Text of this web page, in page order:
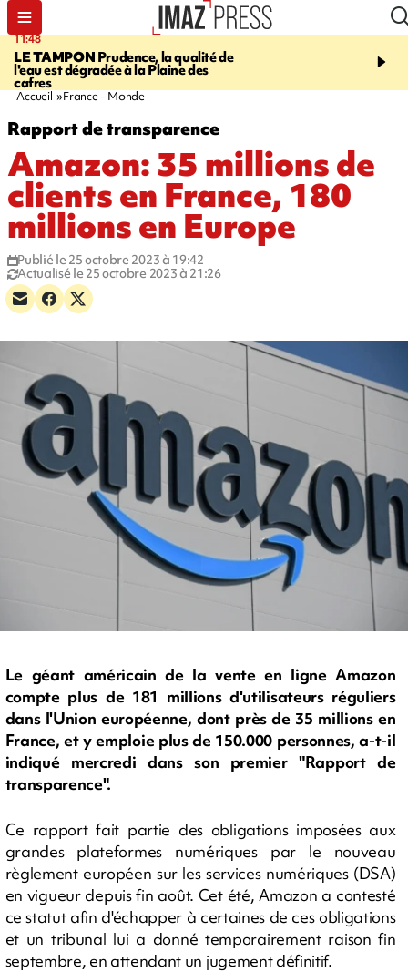
11:48
LE TAMPON Prudence, la qualité de
l'eau est dégradée à la Plaine des
cafres
12:48
Cap Lahoussaye du 10
Accueil France - Monde
Rapport de transparence
Amazon: 35 millions de
clients en France, 180
millions en Europe
Publié le 25 octobre 2023 à 19:42
Actualisé le 25 octobre 2023 à 21:26
Le géant américain de la vente en ligne Amazon
compte plus de 181 millions d'utilisateurs réguliers
dans l'Union européenne, dont près de 35 millions en
France, et y emploie plus de 150.000 personnes, a-t-il
indiqué mercredi dans son premier "Rapport de
transparence".
Ce rapport fait partie des obligations imposées aux
grandes plateformes numériques par le nouveau
règlement européen sur les services numériques (DSA)
en vigueur depuis fin août. Cet été, Amazon a contesté
ce statut afin d'échapper à certaines de ces obligations
et un tribunal lui a donné temporairement raison fin
septembre, en attendant un jugement définitif.